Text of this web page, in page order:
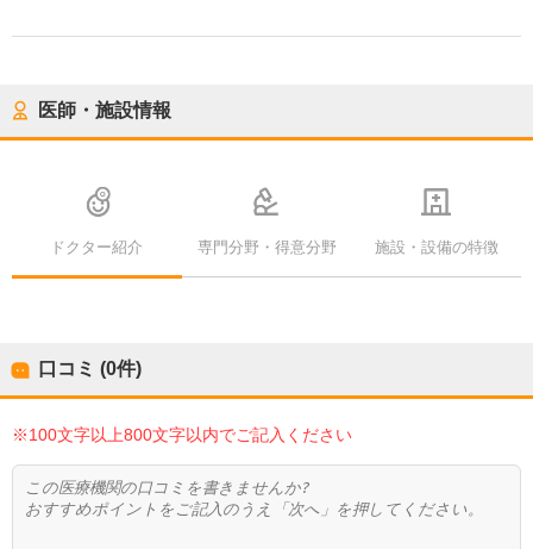
医師・施設情報
ドクター紹介 専門分野・得意分野 施設・設備の特徴
口コミ (0件)
※100文字以上800文字以内でご記入ください